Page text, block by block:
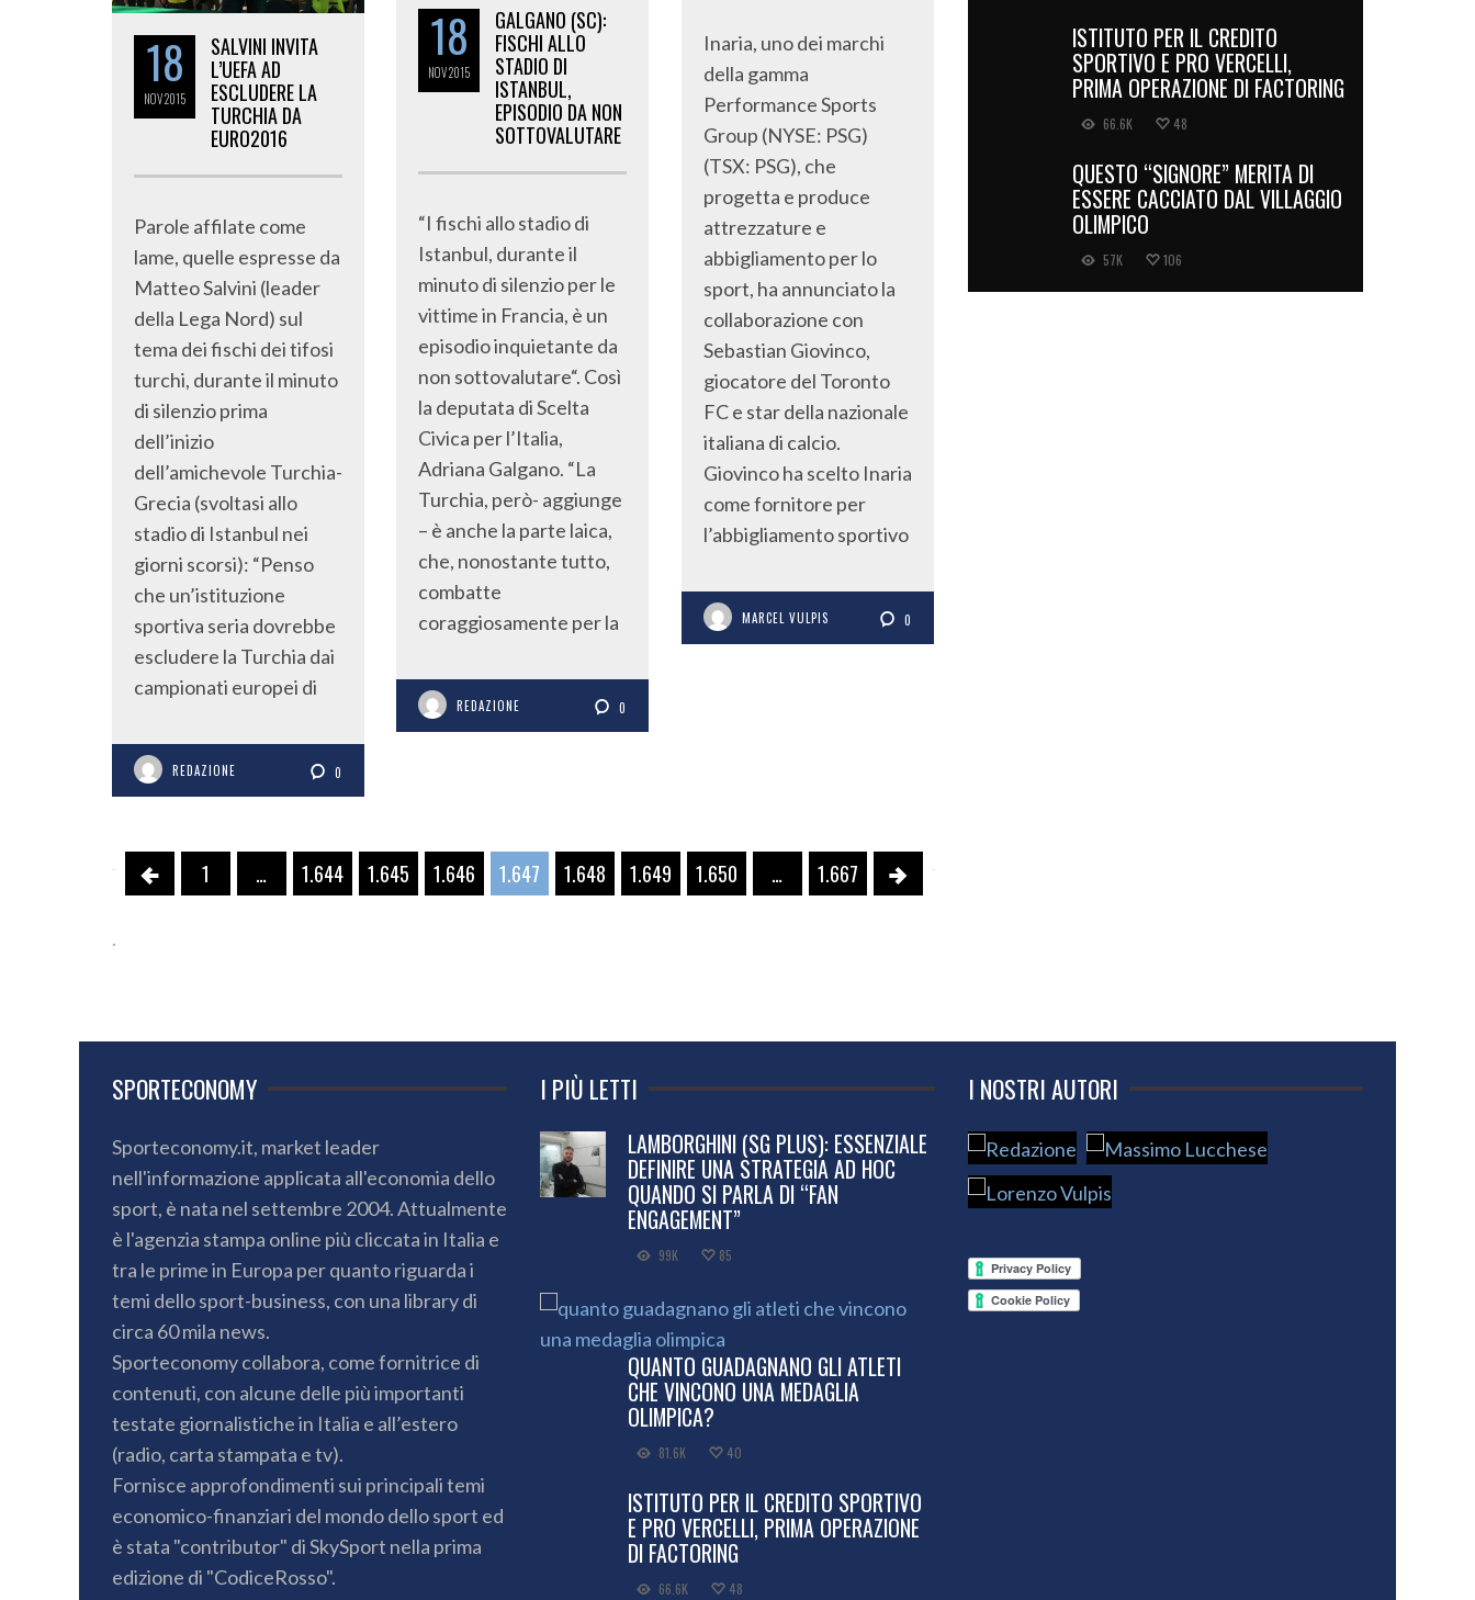
Inaria, uno dei marchi
della gamma
Performance Sports
Group (NYSE: PSG)
(TSX: PSG), che
progetta e produce
attrezzature e
abbigliamento per lo
sport, ha annunciato la
collaborazione con
Sebastian Giovinco,
giocatore del Toronto
FC e star della nazionale
italiana di calcio.
Giovinco ha scelto Inaria
come fornitore per
l’abbigliamento sportivo
MARCEL VULPIS 0
18
NOV2015
GALGANO (SC):
FISCHI ALLO
STADIO DI
ISTANBUL,
EPISODIO DA NON
SOTTOVALUTARE
“I fischi allo stadio di
Istanbul, durante il
minuto di silenzio per le
vittime in Francia, è un
episodio inquietante da
non sottovalutare“. Così
la deputata di Scelta
Civica per l’Italia,
Adriana Galgano. “La
Turchia, però- aggiunge
– è anche la parte laica,
che, nonostante tutto,
combatte
coraggiosamente per la
REDAZIONE 0
18
NOV2015
SALVINI INVITA
L’UEFA AD
ESCLUDERE LA
TURCHIA DA
EURO2016
Parole affilate come
lame, quelle espresse da
Matteo Salvini (leader
della Lega Nord) sul
tema dei fischi dei tifosi
turchi, durante il minuto
di silenzio prima
dell’inizio
dell’amichevole Turchia-
Grecia (svoltasi allo
stadio di Istanbul nei
giorni scorsi): “Penso
che un’istituzione
sportiva seria dovrebbe
escludere la Turchia dai
campionati europei di
REDAZIONE 0
1 … 1.644 1.645 1.646 1.647 1.648 1.649 1.650 … 1.667
.
ISTITUTO PER IL CREDITO
SPORTIVO E PRO VERCELLI,
PRIMA OPERAZIONE DI FACTORING
66.6K 48
QUESTO “SIGNORE” MERITA DI
ESSERE CACCIATO DAL VILLAGGIO
OLIMPICO
57K 106
SPORTECONOMY
Sporteconomy.it, market leader
nell'informazione applicata all'economia dello
sport, è nata nel settembre 2004. Attualmente
è l'agenzia stampa online più cliccata in Italia e
tra le prime in Europa per quanto riguarda i
temi dello sport-business, con una library di
circa 60 mila news.
Sporteconomy collabora, come fornitrice di
contenuti, con alcune delle più importanti
testate giornalistiche in Italia e all’estero
(radio, carta stampata e tv).
Fornisce approfondimenti sui principali temi
economico-finanziari del mondo dello sport ed
è stata "contributor" di SkySport nella prima
edizione di "CodiceRosso".
I PIÙ LETTI
LAMBORGHINI (SG PLUS): ESSENZIALE
DEFINIRE UNA STRATEGIA AD HOC
QUANDO SI PARLA DI “FAN
ENGAGEMENT”
99K 85
QUANTO GUADAGNANO GLI ATLETI
CHE VINCONO UNA MEDAGLIA
OLIMPICA?
81.6K 40
ISTITUTO PER IL CREDITO SPORTIVO
E PRO VERCELLI, PRIMA OPERAZIONE
DI FACTORING
66.6K 48
I NOSTRI AUTORI